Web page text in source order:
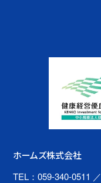
ホームズ株式会社
TEL：059-340-0511